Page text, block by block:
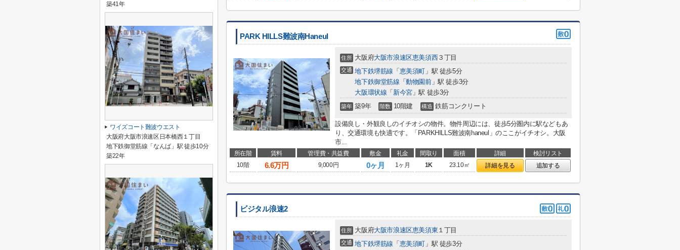
PARK HILLS難波南Haneul
住所 大阪府大阪市浪速区恵美須西３丁目
交通 地下鉄堺筋線 「 恵美須町 」駅 徒歩5分
地下鉄御堂筋線 「動物園前」駅 徒歩3分
大阪環状線 「 新今宮」駅 徒歩3分
築年 築9年 階数 10階建 構造 鉄筋コンクリート
設備良し・外観良しのイチオシの物件。物件周辺には、徒歩5分圏内に駅などもあ
り、交通環境も快適です。「PARKHILLS難波南haneul」のここがイチオシ。大阪
市...
所在階 賃料 管理費・共益費 敷金 礼金 間取り 面積 詳細
検討リスト
10階
6.6万円 9,000円 0ヶ月 1ヶ月 1K 23.10㎡ 詳細を見る 追加する
ビジタル浪速2
住所 大阪府大阪市浪速区恵美須東 １丁目
交通 地下鉄堺筋線 「 恵美須町 」駅 徒歩3分
築41年
ワイズコート難波ウエスト
大阪府大阪市浪速区日本橋西１丁目
地下鉄御堂筋線「なんば」駅 徒歩10分
築22年